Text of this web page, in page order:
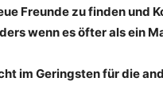
Freunde zu finden und
wenn es öfter als ein
im Geringsten für die